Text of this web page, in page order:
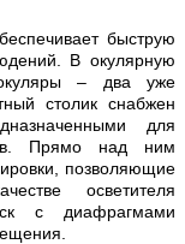
быструю
В окулярную
– два уже
столик снабжен
для
Прямо над ним
позволяющие
осветителя
с диафрагмами